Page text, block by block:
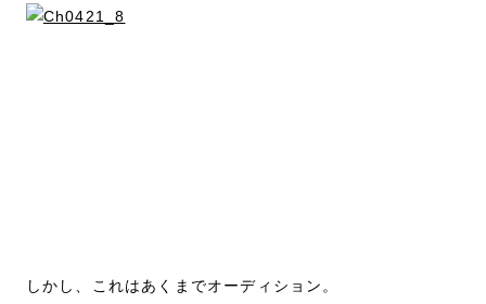
しかし、これはあくまでオーディション。